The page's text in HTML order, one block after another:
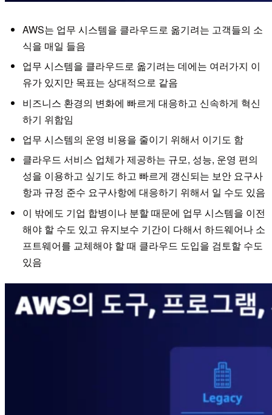
AWS는 업무 시스템을 클라우드로 옮기려는 고객들의 소
식을 매일 들음
업무 시스템을 클라우드로 옮기려는 데에는 여러가지 이
유가 있지만 목표는 상대적으로 같음
비즈니스 환경의 변화에 빠르게 대응하고 신속하게 혁신
하기 위함임
업무 시스템의 운영 비용을 줄이기 위해서 이기도 함
클라우드 서비스 업체가 제공하는 규모, 성능, 운영 편의
성을 이용하고 싶기도 하고 빠르게 갱신되는 보안 요구사
항과 규정 준수 요구사항에 대응하기 위해서 일 수도 있음
이 밖에도 기업 합병이나 분할 때문에 업무 시스템을 이전
해야 할 수도 있고 유지보수 기간이 다해서 하드웨어나 소
프트웨어를 교체해야 할 때 클라우드 도입을 검토할 수도
있음